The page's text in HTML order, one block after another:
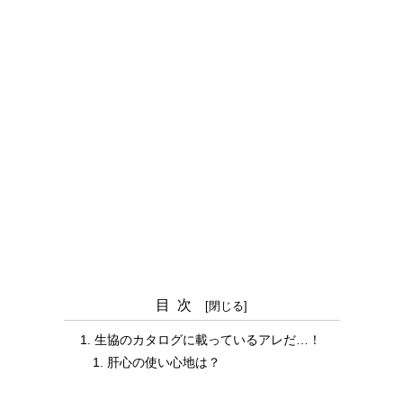
目次
生協のカタログに載っているアレだ…！
肝心の使い心地は？